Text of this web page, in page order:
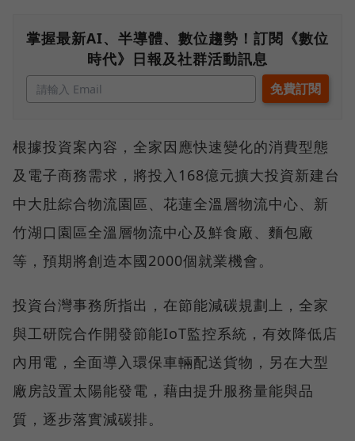
掌握最新AI、半導體、數位趨勢！訂閱《數位
時代》日報及社群活動訊息
根據投資案內容，全家因應快速變化的消費型態
及電子商務需求，將投入168億元擴大投資新建台
中大肚綜合物流園區、花蓮全溫層物流中心、新
竹湖口園區全溫層物流中心及鮮食廠、麵包廠
等，預期將創造本國2000個就業機會。
投資台灣事務所指出，在節能減碳規劃上，全家
與工研院合作開發節能IoT監控系統，有效降低店
內用電，全面導入環保車輛配送貨物，另在大型
廠房設置太陽能發電，藉由提升服務量能與品
質，逐步落實減碳排。